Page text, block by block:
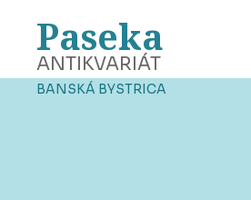
Paseka
ANTIKVARIÁT
BANSKÁ BYSTRICA